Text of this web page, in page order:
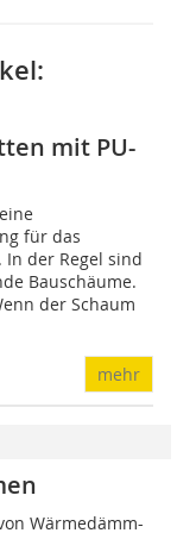
mit PU-
für das
In der Regel sind
Bauschäume.
der Schaum
mehr
Wärmedämm-